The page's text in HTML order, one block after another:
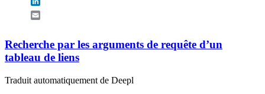
Recherche par les arguments de requête d’un
tableau de liens
Traduit automatiquement de Deepl